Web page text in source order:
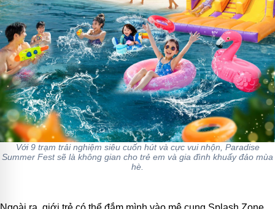
Với 9 trạm trải nghiệm siêu cuốn hút và cực vui nhộn, Paradise
Summer Fest sẽ là không gian cho trẻ em và gia đình khuấy đảo mùa
hè.